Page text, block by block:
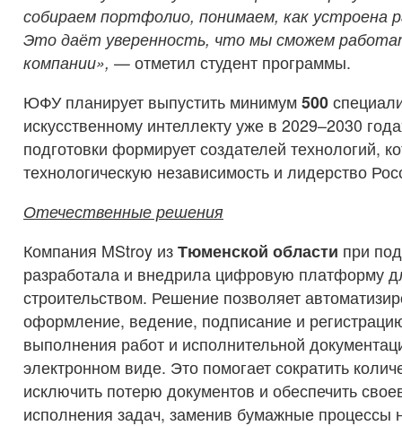
собираем портфолио, понимаем, как устроена
Это даёт уверенность, что мы сможем
компании», — отметил студент программы.
ЮФУ планирует выпустить минимум 500
искусственному интеллекту уже в 2029–2030
подготовки формирует создателей технологий,
технологическую независимость и лидерство
Отечественные решения
Компания MStroy из Тюменской области при
разработала и внедрила цифровую платформу
строительством. Решение позволяет
оформление, ведение, подписание и
выполнения работ и исполнительной
электронном виде. Это помогает сократить
исключить потерю документов и обеспечить
исполнения задач, заменив бумажные